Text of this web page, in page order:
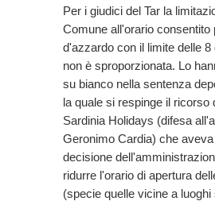
Per i giudici del Tar la
Comune all'orario consentito
d'azzardo con il limite delle 8
non è sproporzionata. Lo
su bianco nella sentenza
la quale si respinge il ricorso
Sardinia Holidays (difesa
Geronimo Cardia) che
decisione
ridurre l'orario di apertura
(specie quelle vicine a